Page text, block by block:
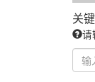
关
请